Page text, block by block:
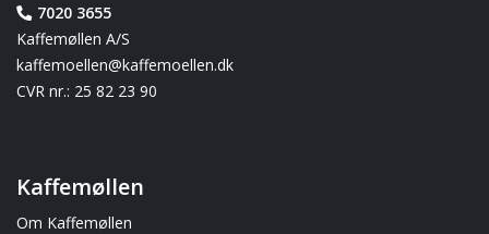
7020 3655
Kaffemøllen A/S
kaffemoellen@kaffemoellen.dk
CVR nr.: 25 82 23 90
Kaffemøllen
Om Kaffemøllen